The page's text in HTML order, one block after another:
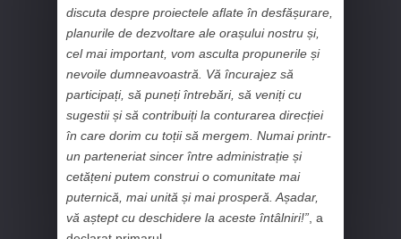
discuta despre proiectele aflate în desfășurare,
planurile de dezvoltare ale orașului nostru și,
cel mai important, vom asculta propunerile și
nevoile dumneavoastră. Vă încurajez să
participați, să puneți întrebări, să veniți cu
sugestii și să contribuiți la conturarea direcției
în care dorim cu toții să mergem. Numai printr-
un parteneriat sincer între administrație și
cetățeni putem construi o comunitate mai
puternică, mai unită și mai prosperă. Așadar,
vă aștept cu deschidere la aceste întâlniri!” , a